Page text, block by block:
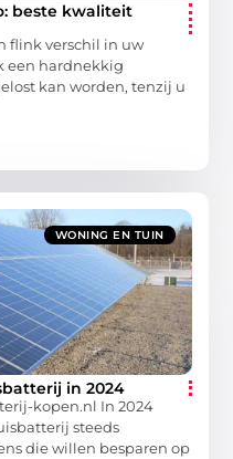
beste kwaliteit
flink verschil in uw
een hardnekkig
kan worden, tenzij u
WONING EN TUIN
in 2024
kopen.nl In 2024
steeds
die willen besparen op